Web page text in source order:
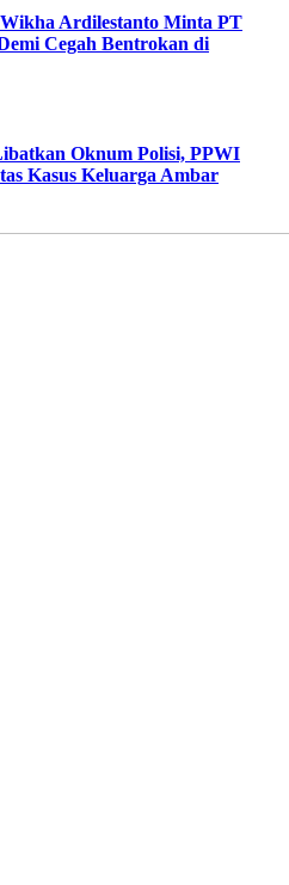
Ardilestanto Minta PT
Cegah Bentrokan di
Oknum Polisi, PPWI
Kasus Keluarga Ambar